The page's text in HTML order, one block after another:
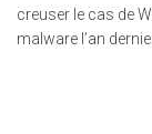
creuser le cas de
malware l’an